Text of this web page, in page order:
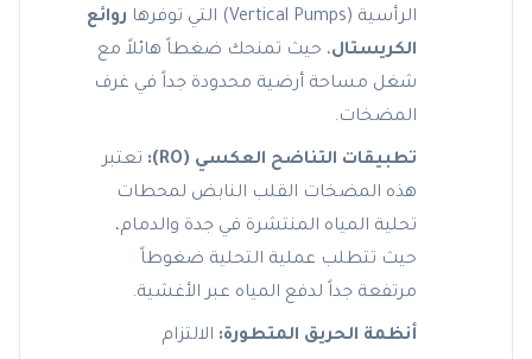
الرأسية (Vertical Pumps) التي توفرها
روائع
الكريستال، حيث تمنحك ضغطاً هائلاً مع
شغل مساحة أرضية محدودة جداً في غرف
المضخات.
تطبيقات التناضح العكسي (RO):
تعتبر
هذه المضخات القلب النابض لمحطات
تحلية المياه المنتشرة في جدة والدمام،
حيث تتطلب عملية التحلية ضغوطاً
مرتفعة جداً لدفع المياه عبر الأغشية.
أنظمة الحريق المتطورة: الالتزام